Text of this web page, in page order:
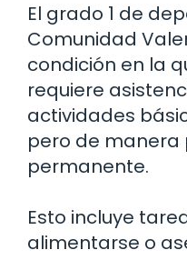
El grado 1 de
Comunidad
condición en la
requiere
actividades
pero de manera
permanente.
Esto incluye
alimentarse o